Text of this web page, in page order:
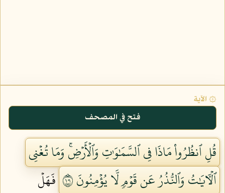
۞ الآية
فتح في المصحف
قُلِ ٱنظُرُواْ مَاذَا فِي ٱلسَّمَٰوَٰتِ وَٱلۡأَرۡضِۚ وَمَا تُغۡنِي
ٱلۡأٓيَٰتُ وَٱلنُّذُرُ عَن قَوۡمٖ لَّا يُؤۡمِنُونَ ١٠١
فَهَلۡ